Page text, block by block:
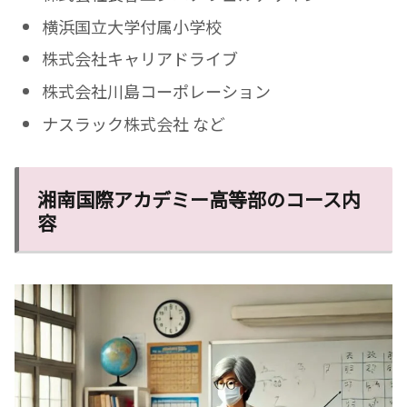
横浜国立大学付属小学校
株式会社キャリアドライブ
株式会社川島コーポレーション
ナスラック株式会社 など
湘南国際アカデミー高等部のコース内
容